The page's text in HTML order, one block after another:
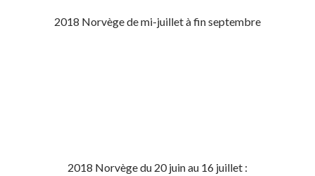
2018 Norvège de mi-juillet à fin septembre
2018 Norvège du 20 juin au 16 juillet :